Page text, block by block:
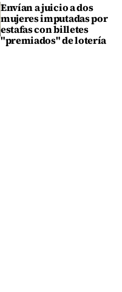
Envían a juicio a dos
mujeres imputadas por
estafas con billetes
"premiados" de lotería